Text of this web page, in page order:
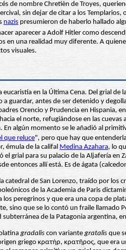
de nombre Chretièn de Troyes,
sin dejar de citar a los Templarios,
nazis presumieron de haberlo hallado
aparecer a Adolf Hitler como
una realidad muy diferente. A
visuales.
en la Última Cena. Del grial
guardar, antes de ser detenido y
Orencio y Prudencia en Hispania,
el norte, refugiándose en las
algún momento se le añadió al
que reluce", pero que hay que
émula de la califal Medina Azahara, lo
grial para su palacio de la Aljafería
entonces allí está. Es de ágata
de San Lorenzo, traído por
de la Academia de Paris
peregrinos y que era una copa de
sino que se lo contó un fraile llamado
de la Patagonia
gradalis con variantegratalis que
griego κρατήρ, κρατῆρος, que era